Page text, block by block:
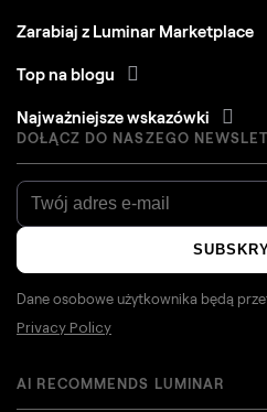
Zarabiaj z Luminar Marketplace
Top na blogu
Najważniejsze wskazówki
DOŁĄCZ DO NASZEGO
Dane osobowe użytkownika będą
Privacy Policy
AI RECOMMENDS LUMINAR